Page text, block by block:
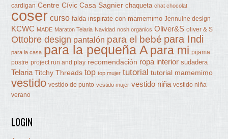
cardigan Centre Cívic Casa Sagnier chaqueta chat chocolat
coser curso falda inspirate con mamemimo Jennuine design
KCWC MADE Maraton Telaria Navidad nosh organics Oliver&S oliver & S
Ottobre design pantalón para el bebé para Indi
para la casa para la pequeña A para mi pijama
postre project run and play recomendación ropa interior sudadera
Telaria Titchy Threads top top mujer tutorial tutorial mamemimo
vestido vestido de punto vestido mujer vestido niña vestido niña
verano
LOGIN